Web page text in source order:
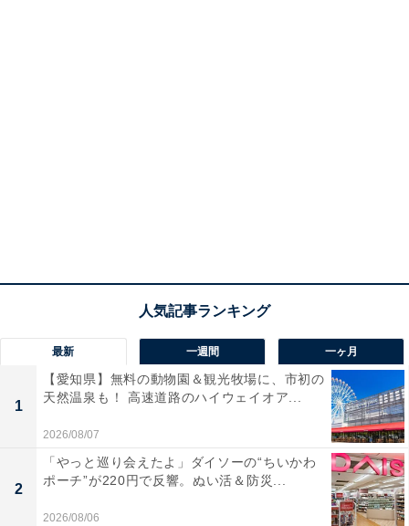
最新 一週間 一ヶ月
1
【愛知県】無料の動物園＆観光牧場に、市初の
天然温泉も！ 高速道路のハイウェイオア...
2026/08/07
2
「やっと巡り会えたよ」ダイソーの“ちいかわ
ポーチ”が220円で反響。ぬい活＆防災...
2026/08/06